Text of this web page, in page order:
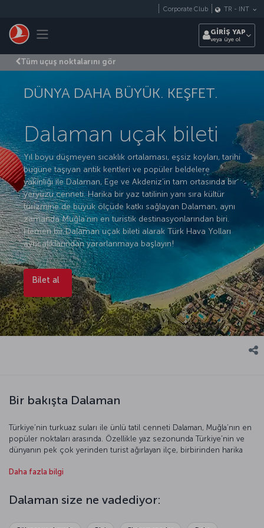
Toggle navigation
Corporate Club TR - INT
GİRİŞ YAP
veya üye ol
Tüm uçuş noktalarını gör
DÜNYA DAHA BÜYÜK. KEŞFET.
Dalaman uçak bileti
Yıl boyu düşmeyen sıcaklık ortalaması, eşsiz koyları, tarihi
bugüne taşıyan antik kentleri ve popüler beldelere
yakınlığı ile Dalaman, Ege ve Akdeniz’in tam ortasında bir
yeryüzü cenneti. Harika bir yaz tatilinin yanı sıra kültür
turizmine de büyük ölçüde katkı sağlayan Dalaman, aynı
zamanda Muğla’nın en turistik destinasyonlarından biri.
Hemen bir Dalaman uçak bileti alarak Türk Hava Yolları
ayrıcalıklarından yararlanmaya başlayın!
Bilet al
Bir bakışta Dalaman
Türkiye’nin turkuaz suları ile ünlü tatil cenneti Dalaman, Muğla’nın en
popüler noktaları arasında. Özellikle yaz sezonunda Türkiye’nin ve
dünyanın pek çok yerinden turist ağırlayan ilçe, birbirinden harika
sarısı kumları, yemyeşil manzaraları da ziyaretçilerine unutulmaz bir
harika noktalardan biri. Ayrıca hem hareketli ve eğlenceli yerler hem
de sessiz ve dingin köşeler sunuyor. Böylelikle Dalaman, eşsiz
Daha fazla bilgi
Dalaman size ne vadediyor: